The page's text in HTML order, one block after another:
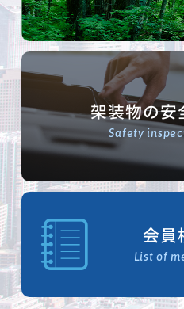
架装物の安
Safety
会員
List of